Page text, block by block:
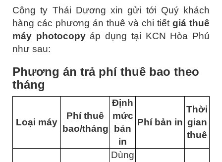
Công ty Thái Dương xin gửi tới Quý khách
hàng các phương án thuê và chi tiết giá thuê
máy photocopyáp dụng tại KCN Hòa Phú
như sau:
Phương án trả phí thuê bao theo
tháng
Loại máy
Phí thuê
bao/tháng
Định
mức
bản
in
Phí bản in
Thời
gian
thuê
Dùng